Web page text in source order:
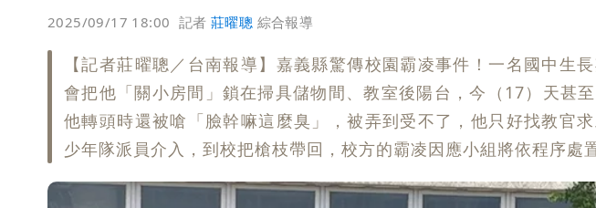
2025/09/17 18:00 記者莊曜聰 綜合報導
【記者莊曜聰／台南報導】嘉義縣驚傳校園霸凌事件！一名國中生
會把他「關小房間」鎖在掃具儲物間、教室後陽台，今（17）天甚
他轉頭時還被嗆「臉幹嘛這麼臭」，被弄到受不了，他只好找教官
少年隊派員介入，到校把槍枝帶回，校方的霸凌因應小組將依程序處置